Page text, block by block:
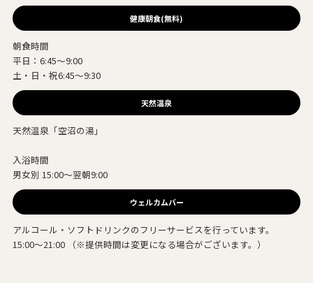
健康朝食(無料)
朝食時間
平日：6:45～9:00
土・日・祝6:45～9:30
天然温泉
天然温泉「空沼の湯」
入浴時間
男女別 15:00～翌朝9:00
ウェルカムバー
アルコール・ソフトドリンクのフリーサービスを行っています。
15:00～21:00 （※提供時間は変更になる場合がございます。）